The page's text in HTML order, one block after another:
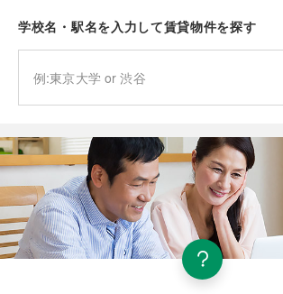
学校名・駅名を入力して賃貸物件を探す